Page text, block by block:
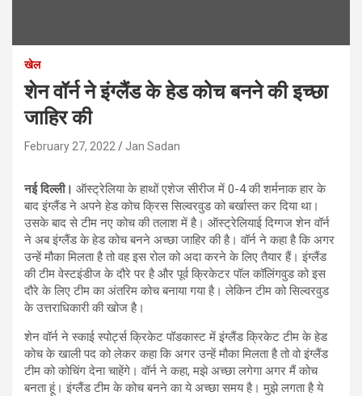
खेल
शेन वॉर्न ने इंग्लैंड के हेड कोच बनने की इच्छा
जाहिर की
February 27, 2022 Jan Sadan
नई दिल्ली। ऑस्ट्रेलिया के हाथों एशेज सीरीज में 0-4 की शर्मनाक हार के
बाद इंग्लैंड ने अपने हेड कोच क्रिस सिल्वरवुड को बर्खास्त कर दिया था।
उसके बाद से टीम नए कोच की तलाश में है। ऑस्ट्रेलियाई दिग्गज शेन वॉर्न
ने अब इंग्लैंड के हेड कोच बनने अच्छा जाहिर की है। वॉर्न ने कहा है कि अगर
उन्हें मौका मिलता है तो वह इस रोल को अदा करने के लिए तैयार हैं। इंग्लैंड
की टीम वेस्टइंडीज के दौरे पर है और पूर्व क्रिकेटर पॉल कॉलिंगवुड को इस
दौरे के लिए टीम का अंतरिम कोच बनाया गया है। लेकिन टीम को सिल्वरवुड
के उत्तराधिकारी की खोज है।
शेन वॉर्न ने स्काई स्पोर्ट्स क्रिकेट पॉडकास्ट में इंग्लैंड क्रिकेट टीम के हेड
कोच के खाली पद को लेकर कहा कि अगर उन्हें मौका मिलता है तो वो इंग्लैंड
टीम को कोचिंग देना चाहेंगे। वॉर्न ने कहा, मझे अच्छा लगेगा अगर मैं कोच
बनता हूं। इंग्लैंड टीम के कोच बनने का ये अच्छा समय है। मुझे लगता है ये